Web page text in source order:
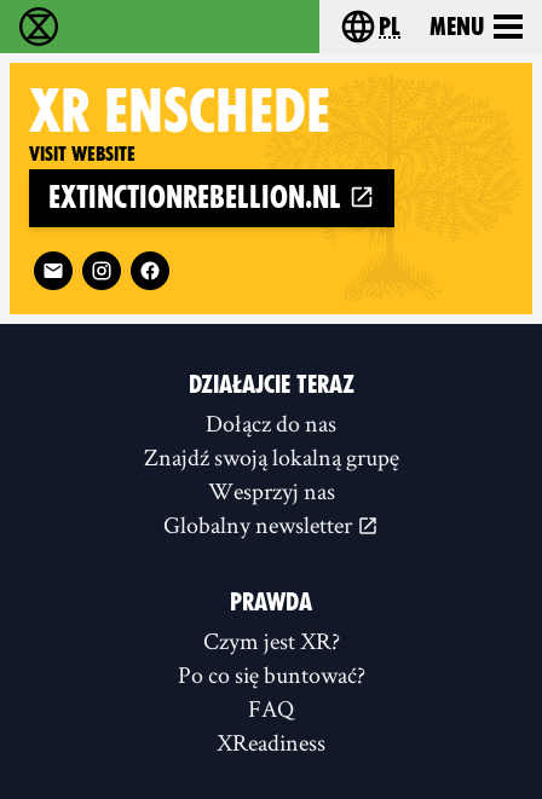
Extinction Rebellion - Home Choose your
pl Menu
XR ENSCHEDE
Visit website
extinctionrebellion.nl
Follow XR Enschede on
DZIAŁAJCIE TERAZ
Dołącz do nas
Znajdź swoją lokalną grupę
Wesprzyj nas
Globalny newsletter
PRAWDA
Czym jest XR?
Po co się buntować?
FAQ
XReadiness